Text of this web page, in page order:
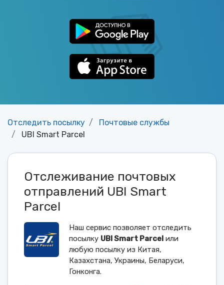
Отследить посылку
Почтовые службы
UBI Smart Parcel
Отслеживание почтовых
отправлений UBI Smart
Parcel
Наш сервис позволяет отследить
посылку UBI Smart Parcel или
любую посылку из Китая,
Казахстана, Украины, Беларуси,
Гонконга.